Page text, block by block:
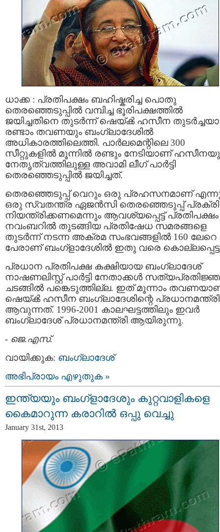
ധാക്ക : പ്രതിപക്ഷം ബഹിഷ്കരിച്ച പൊതു
തെരഞ്ഞെടുപ്പിൽ വമ്പിച്ച ഭൂരിപക്ഷത്തിൽ
ജയിച്ചതിനെ തുടർന്ന് ഷെയ്ൿ ഹസീന
രണ്ടാം തവണയും ബംഗ്ലാദേശിൽ
അധികാരത്തിലെത്തി. പാർലമെന്റിലെ 300
സീറ്റുകളിൽ മൂന്നിൽ രണ്ടും നേടിയാണ്
നേതൃത്വത്തിലുള്ള അവാമി ലീഗ് പാർട്ടി
തെരഞ്ഞെടുപ്പിൽ ജയിച്ചത്.
തെരഞ്ഞെടുപ്പ് വെറും ഒരു പ്രഹസനമാണ്
ഒരു സ്വതന്ത്ര ഏജൻസി തെരഞ്ഞെടുപ്പ്
നിയന്ത്രിക്കണമെന്നും ആവശ്യപ്പെട്ട് പ്രതിപക്ഷം
നവംബറിൽ തുടങ്ങിയ പ്രതിഷേധ സമരങ്ങളെ
തുടർന്ന് നടന്ന അക്രമ സംഭവങ്ങളിൽ 160 ലേറെ
പേരാണ് ബംഗ്ളാദേശിൽ ഇതു വരെ
പ്രധാന പ്രതിപക്ഷ കക്ഷിയായ ബംഗ്ലാദേശ്
നാഷണലിസ്റ്റ് പാർട്ടി നേതാക്കൾ
ചടങ്ങിൽ പങ്കെടുത്തില്ല. ഇത് മൂന്നാം
ഷെയ്ൿ ഹസീന ബംഗ്ലാദേശിന്റെ പ്രധാനമന്ത്രി
ആവുന്നത്. 1996-2001 കാലഘട്ടത്തിലും ഇവർ
ബംഗ്ലാദേശ് പ്രധാനമന്ത്രി ആയിരുന്നു.
- ജെ.എസ്.
വായിക്കുക: ബംഗ്ലാദേശ്
അഭിപ്രായം എഴുതുക »
ഇന്ത്യയും ബംഗ്ളാദേശും കുറ്റവാളികളെ
കൈമാറുന്ന കരാറില്‍ ഒപ്പു വെച്ചു
January 31st, 2013